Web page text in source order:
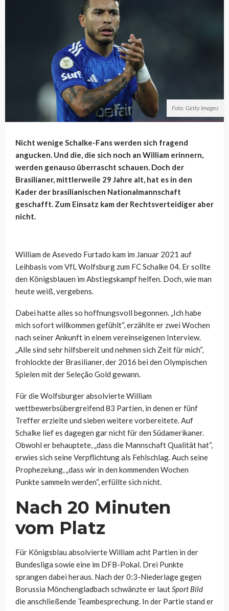
Foto: Getty Images
Nicht wenige Schalke-Fans werden sich fragend
angucken. Und die, die sich noch an William erinnern,
werden genauso überrascht schauen. Doch der
Brasilianer, mittlerweile 29 Jahre alt, hat es in den
Kader der brasilianischen Nationalmannschaft
geschafft. Zum Einsatz kam der Rechtsverteidiger aber
nicht.
William de Asevedo Furtado kam im Januar 2021 auf
Leihbasis vom VfL Wolfsburg zum FC Schalke 04. Er sollte
den Königsblauen im Abstiegskampf helfen. Doch, wie man
heute weiß, vergebens.
Dabei hatte alles so hoffnungsvoll begonnen. „Ich habe
mich sofort willkommen gefühlt“, erzählte er zwei Wochen
nach seiner Ankunft in einem vereinseigenen Interview.
„Alle sind sehr hilfsbereit und nehmen sich Zeit für mich“,
frohlockte der Brasilianer, der 2016 bei den Olympischen
Spielen mit der Seleção Gold gewann.
Für die Wolfsburger absolvierte William
wettbewerbsübergreifend 83 Partien, in denen er fünf
Treffer erzielte und sieben weitere vorbereitete. Auf
Schalke lief es dagegen gar nicht für den Südamerikaner.
Obwohl er behauptete, „dass die Mannschaft Qualität hat“,
erwies sich seine Verpflichtung als Fehlschlag. Auch seine
Prophezeiung, „dass wir in den kommenden Wochen
Punkte sammeln werden“, erfüllte sich nicht.
Nach 20 Minuten
vom Platz
Für Königsblau absolvierte William acht Partien in der
Bundesliga sowie eine im DFB-Pokal. Drei Punkte
sprangen dabei heraus. Nach der 0:3-Niederlage gegen
Borussia Mönchengladbach schwänzte er lautSport Bild
die anschließende Teambesprechung. In der Partie stand er